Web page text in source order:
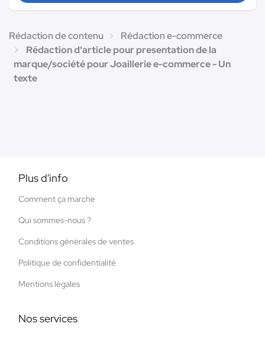
Rédaction de contenu
Rédaction e-commerce
Rédaction d'article pour presentation de la
marque/société pour Joaillerie e-commerce - Un
texte
Plus d'info
Comment ça marche
Qui sommes-nous ?
Conditions générales de ventes
Politique de confidentialité
Mentions légales
Nos services